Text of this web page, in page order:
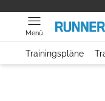
Menü
Trainingspläne